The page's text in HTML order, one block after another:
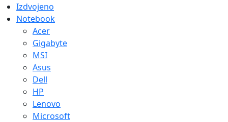
Izdvojeno
Notebook
Acer
Gigabyte
MSI
Asus
Dell
HP
Lenovo
Microsoft